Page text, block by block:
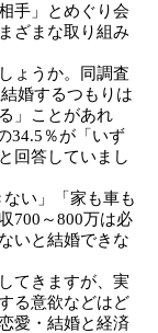
手」とめぐり会
ざまな取り組み
ょうか。同調査
婚するつもりは
」ことがあれ
34.5％が「いず
回答していまし
い」「家も車も
700～800万は必
いと結婚できな
てきますが、実
る意欲などはど
愛・結婚と経済